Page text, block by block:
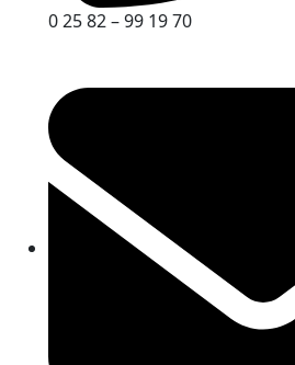
0 25 82 – 99 19 70